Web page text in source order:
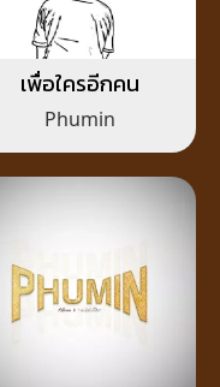
เพื่อใครอีกคน
Phumin